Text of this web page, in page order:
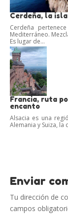
Cerdeña, la
Cerdeña
Mediterráneo.
Es lugar de...
Francia, ruta
encanto
Alsacia es una
Alemania y Suiza, la
Enviar
Tu dirección de
campos